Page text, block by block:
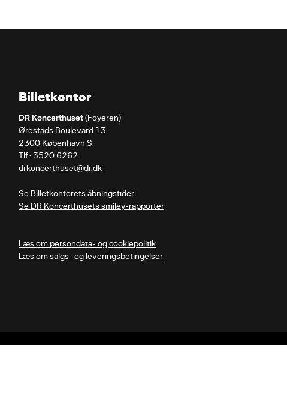
Billetkontor
DR Koncerthuset (Foyeren)
Ørestads Boulevard 13
2300 København S.
drkoncerthuset@dr.dk
Se Billetkontorets åbningstider
Se DR Koncerthusets smiley-rapporter
Læs om persondata- og cookiepolitik
Læs om salgs- og leveringsbetingelser